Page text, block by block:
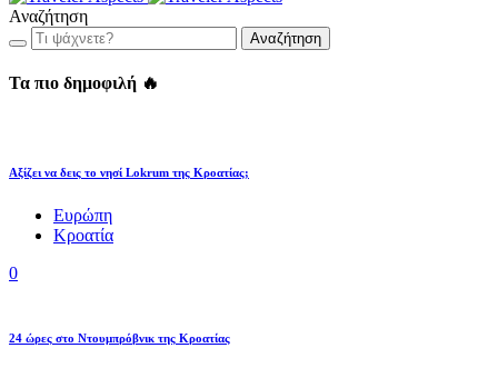
Αναζήτηση
Αναζήτηση
Τα πιο δημοφιλή 🔥
Αξίζει να δεις το νησί Lokrum της Κροατίας;
Ευρώπη
Κροατία
0
24 ώρες στο Ντουμπρόβνικ της Κροατίας